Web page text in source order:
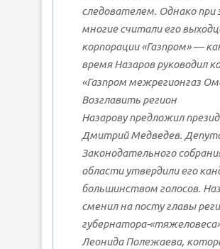
следователем. Однако при
многие считали его
корпорации «Газпром» —
время Назаров руководил
«Газпром межрегионгаз
Возглавить регион
Назарову предложил
Дмитрий Медведев.
Законодательного
области утвердили его
большинством голосов.
сменил на посту главы
губернатора-
Леонида Полежаева,